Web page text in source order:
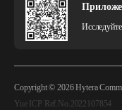
Copyright © 2026 Hytera
Yue ICP Ref.No.2022107854